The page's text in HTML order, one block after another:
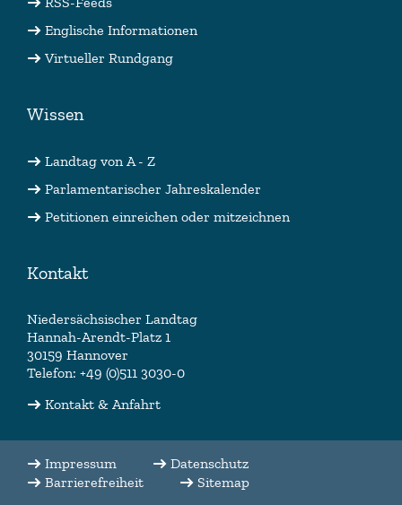
Englische Informationen
Virtueller Rundgang
Wissen
Landtag von A - Z
Parlamentarischer Jahreskalender
Petitionen einreichen oder mitzeichnen
Kontakt
Niedersächsischer Landtag
Hannah-Arendt-Platz 1
30159 Hannover
Telefon: +49 (0)511 3030-0
Kontakt & Anfahrt
Impressum
Datenschutz
Barrierefreiheit
Sitemap